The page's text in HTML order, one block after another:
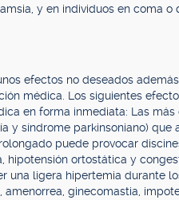
y en individuos en coma
efectos no deseados
médica. Los siguientes
en forma inmediata: Las
y síndrome parkinsoniano)
puede provocar
hipotensión ortostática y
una ligera hipertemia durante
ginecomastia,